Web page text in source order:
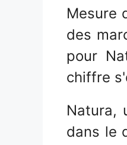
Mesure
des
pour
chiffre
Natura,
dans le